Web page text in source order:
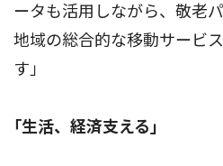
ータも活用しながら、敬老
地域の総合的な移動サービ
す」
｢生活、経済支える｣